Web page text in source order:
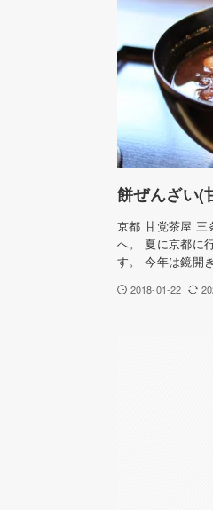
餅ぜんざい(
京都 甘党茶屋 三
へ。 夏に京都に
す。 今年は鏡開
2018-01-22